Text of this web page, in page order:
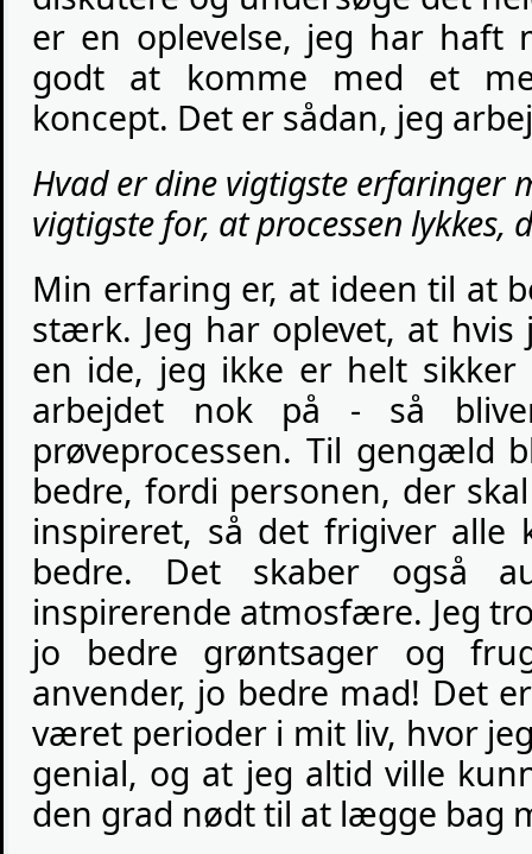
er en oplevelse, jeg har haft
godt at komme med et
koncept. Det er sådan, jeg
Hvad er dine vigtigste erfaringer
vigtigste for, at processen lykkes,
Min erfaring er, at ideen til at
stærk. Jeg har oplevet, at
en ide, jeg ikke er helt
arbejdet nok på - så
prøveprocessen. Til gengæld
bedre, fordi personen, der
inspireret, så det frigiver
bedre. Det skaber også
inspirerende atmosfære. Jeg
jo bedre grøntsager og
anvender, jo bedre mad! Det
været perioder i mit liv, hvor
genial, og at jeg altid ville
den grad nødt til at lægge bag